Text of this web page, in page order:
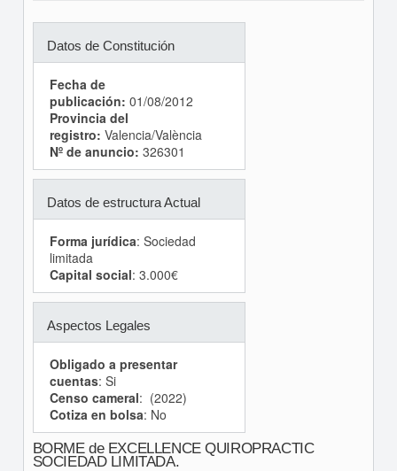
Datos de Constitución
Fecha de
publicación: 01/08/2012
Provincia del
registro: Valencia/València
Nº de anuncio: 326301
Datos de estructura Actual
Forma jurídica: Sociedad
limitada
Capital social: 3.000€
Aspectos Legales
Obligado a presentar
cuentas: Si
Censo cameral: (2022)
Cotiza en bolsa: No
BORME de EXCELLENCE QUIROPRACTIC
SOCIEDAD LIMITADA.